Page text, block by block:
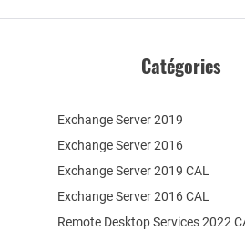
Catégories
Exchange Server 2019
Exchange Server 2016
Remote Desktop Services 2022
Exchange Server 2019 CAL
Exchange Server 2016 CAL